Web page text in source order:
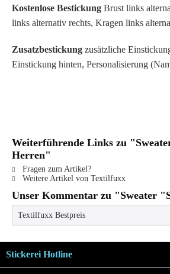
Kostenlose Bestickung Brust links
links alternativ rechts, Kragen links
Zusatzbestickung zusätzliche
Einstickung hinten, Personalisierung
Weiterführende Links zu
Herren"
Fragen zum Artikel?
Weitere Artikel von Textilfuxx
Unser Kommentar zu "Sweater
Textilfuxx Bestpreis
Stickerei Hotline